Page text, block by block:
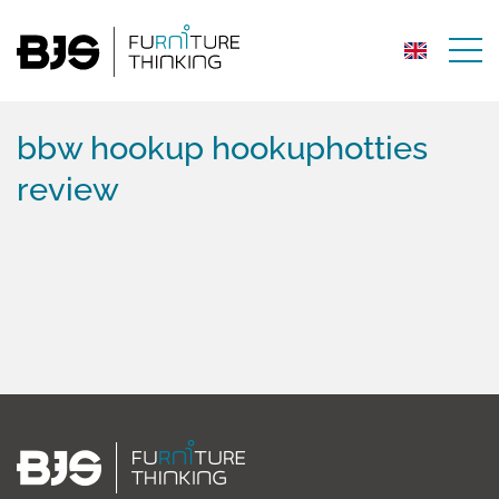
bbw hookup hookuphotties
review